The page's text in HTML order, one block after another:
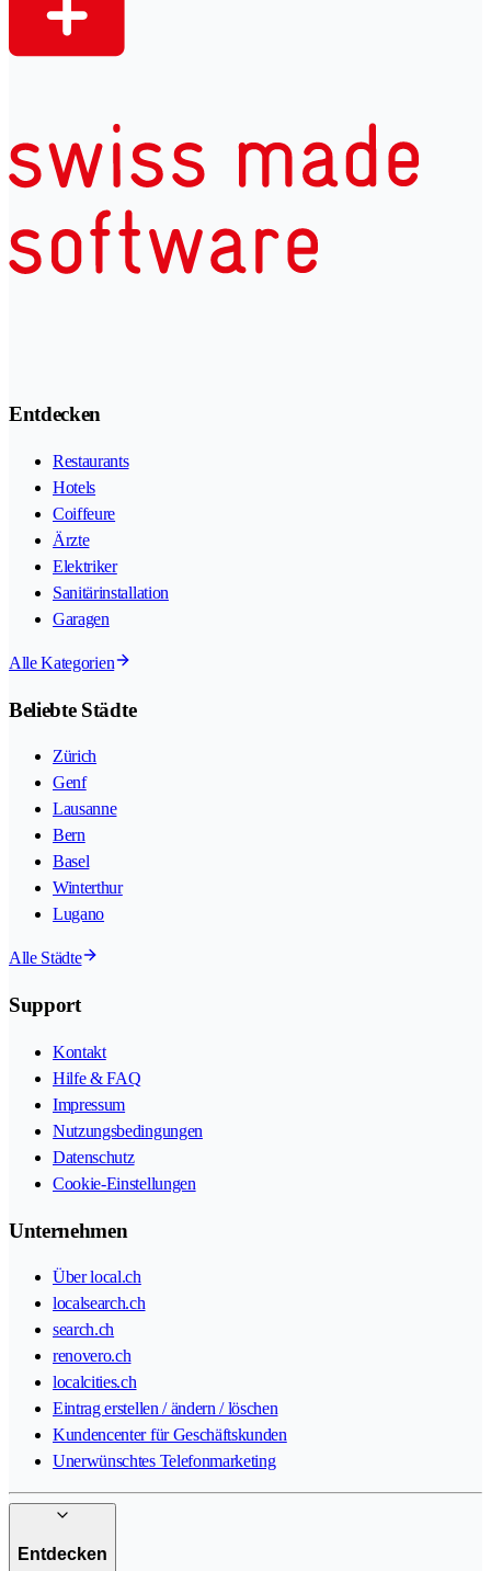
Entdecken
Restaurants
Hotels
Coiffeure
Ärzte
Elektriker
Sanitärinstallation
Garagen
Alle Kategorien
Beliebte Städte
Zürich
Genf
Lausanne
Bern
Basel
Winterthur
Lugano
Alle Städte
Support
Kontakt
Hilfe & FAQ
Impressum
Nutzungsbedingungen
Datenschutz
Cookie-Einstellungen
Unternehmen
Über local.ch
localsearch.ch
search.ch
renovero.ch
localcities.ch
Eintrag erstellen / ändern / löschen
Kundencenter für Geschäftskunden
Unerwünschtes Telefonmarketing
Entdecken